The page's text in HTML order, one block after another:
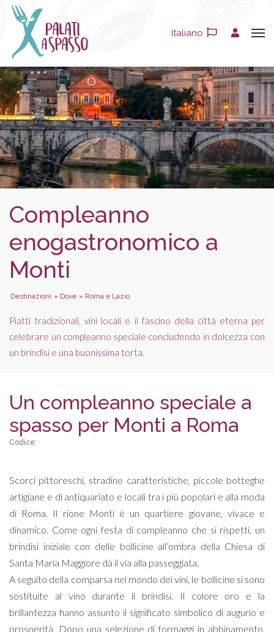
Italiano
Compleanno
enogastronomico a
Monti
Destinazioni » Dove » Roma e Lazio
Piatti tradizionali, vini locali e il fascino della città eterna per
celebrare un compleanno speciale concludendo in dolcezza con
un brindisi e una buonissima torta.
Un compleanno speciale a
spasso per Monti a Roma
Codice:
Scorci pittoreschi, stradine caratteristiche, piccole botteghe
artigiane e di antiquariato e locali tra i più popolari e alla moda
di Roma. Il rione Monti è un quartiere giovane, vivace e
dinamico. Come ogni festa di compleanno che si rispetti, un
brindisi iniziale con delle bollicine all’ombra della Chiesa di
Santa Maria Maggiore dà il via alla passeggiata.
A seguito della comparsa nel mondo dei vini, le bollicine si sono
sostituite al vino durante il brindisi. Il colore oro e la
brillantezza hanno assunto il significato simbolico di augurio e
prosperità. Dopo una selezione di formaggi in abbinamento,